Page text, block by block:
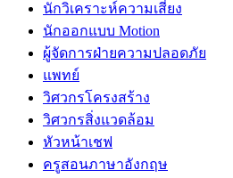
นักวิเคราะห์ความเสี่ยง
นักออกแบบ Motion
ผู้จัดการฝ่ายความปลอดภัย
แพทย์
วิศวกรโครงสร้าง
วิศวกรสิ่งแวดล้อม
หัวหน้าเชฟ
ครูสอนภาษาอังกฤษ